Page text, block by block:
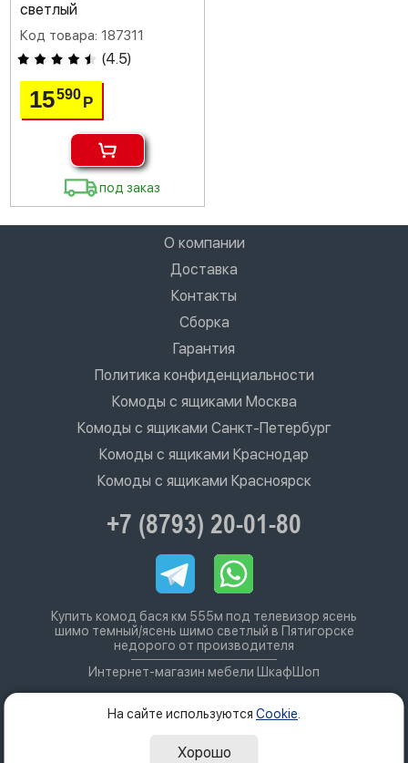
светлый
Код товара: 187311
(4.5)
15590Р
под заказ
О компании
Доставка
Контакты
Сборка
Гарантия
Политика конфиденциальности
Комоды с ящиками Москва
Комоды с ящиками Санкт-Петербург
Комоды с ящиками Краснодар
Комоды с ящиками Красноярск
+7 (8793) 20-01-80
Купить комод бася км 555м под телевизор ясень
шимо темный/ясень шимо светлый в Пятигорске
недорого от производителя
Интернет-магазин мебели ШкафШоп
На сайте используются Cookie
Хорошо